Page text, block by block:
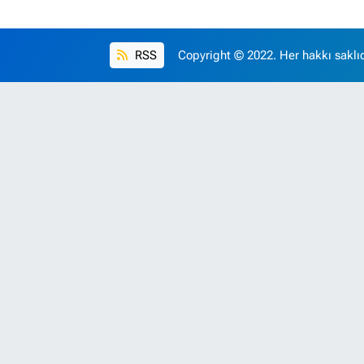
RSS Copyright © 2022. Her hakkı